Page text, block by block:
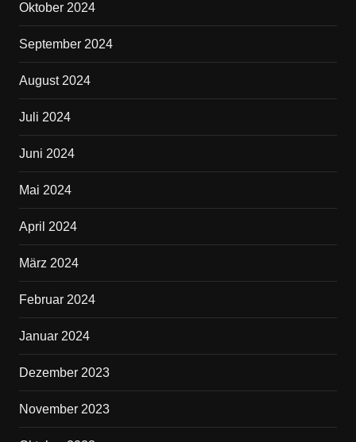
Oktober 2024
September 2024
August 2024
Juli 2024
Juni 2024
Mai 2024
April 2024
März 2024
Februar 2024
Januar 2024
Dezember 2023
November 2023